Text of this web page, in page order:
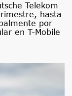
Telekom
hasta
por
en T-Mobile